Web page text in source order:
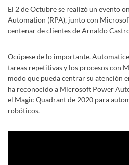
El 2 de Octubre se realizó un evento
Automation (RPA), junto con
centenar de clientes de Arnaldo
Ocúpese de lo importante.
tareas repetitivas y los procesos con
modo que pueda centrar su atención
ha reconocido a Microsoft Power
el Magic Quadrant de 2020 para
robóticos.